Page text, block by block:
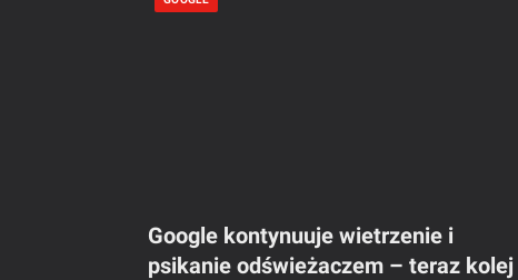
Google kontynuuje wietrzenie i
psikanie odświeżaczem – teraz kolej